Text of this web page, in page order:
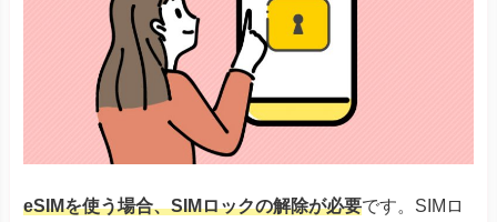
Google Pixel
Google Pixel 4, 4a & 4 XL
Google Pixel 5
Google Pixel 6シリーズ
Google Pixel 7シリーズ
Google Pixel Fold
Google Pixel 8シリーズ
Xiaomi
Redmi Note 11 Pro 5G
eSIMを使う場合、SIMロックの解除が必要です。SIMロ